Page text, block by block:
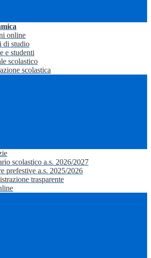
online
di studio
e studenti
scolastico
scolastica
scolastico a.s. 2026/2027
prefestive a.s. 2025/2026
trasparente